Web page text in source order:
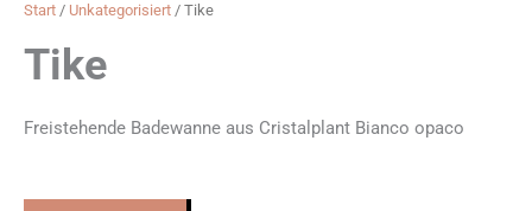
Start / Unkategorisiert / Tike
Tike
Freistehende Badewanne aus Cristalplant Bianco opaco